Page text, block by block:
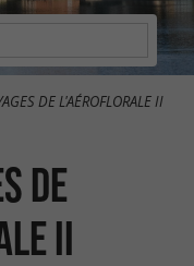
DE L'AÉROFLORALE II
DE
II